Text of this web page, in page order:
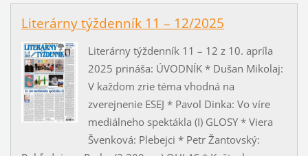
Literárny týždenník 11 – 12/2025
Literárny týždenník 11 – 12 z 10. apríla
2025 prináša: ÚVODNÍK * Dušan Mikolaj:
V každom zrie téma vhodná na
zverejnenie ESEJ * Pavol Dinka: Vo víre
mediálneho spektákla (I) GLOSY * Viera
Švenková: Plebejci * Petr Žantovský: